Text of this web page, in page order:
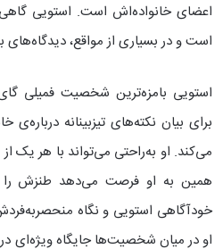
اعضای خانواده‌اش است. استویی گاهی
است و در بسیاری از مواقع، دیدگاه‌های
استویی بامزه‌ترین شخصیت فمیلی
برای بیان نکته‌های تیزبینانه درباره‌ی
می‌کند. او به‌راحتی می‌تواند با هر
همین به او فرصت می‌دهد طنزش را
خودآگاهی استویی و نگاه
او در میان شخصیت‌ها جایگاه ویژه‌ای